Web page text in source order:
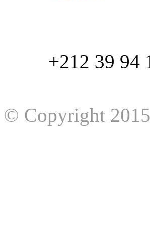
هاتف : 90/88 32 94 39 212+ فاكس : 11 19 94 39 212+
© Copyright 2015